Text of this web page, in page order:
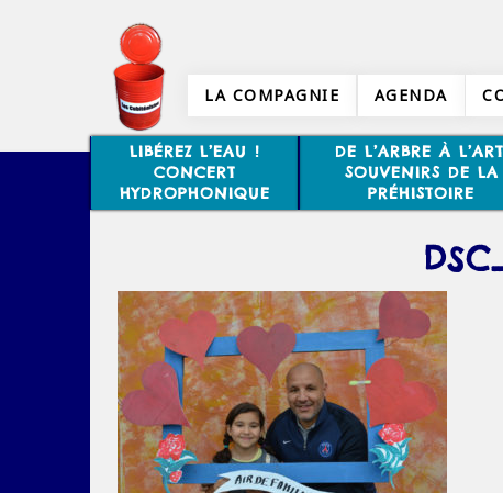
LA COMPAGNIE AGENDA
LIBÉREZ L’EAU !
CONCERT
HYDROPHONIQUE
DE L’ARBRE À
SOUVENIRS DE LA
PRÉHISTOIRE